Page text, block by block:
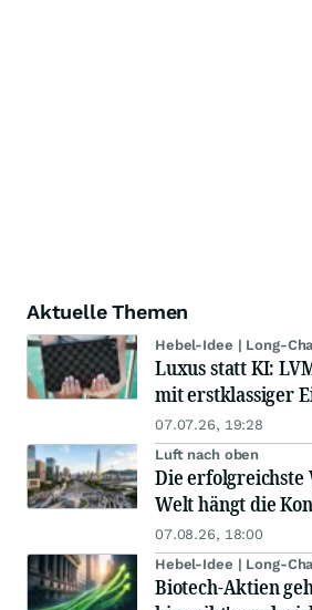
Aktuelle Themen
Hebel-Idee | Long-
Luxus statt KI:
mit erstklassiger
07.07.26, 19:28
Luft nach oben
Die erfolgreichste
Welt hängt die
07.08.26, 18:00
Hebel-Idee | Long-
Biotech-Aktien